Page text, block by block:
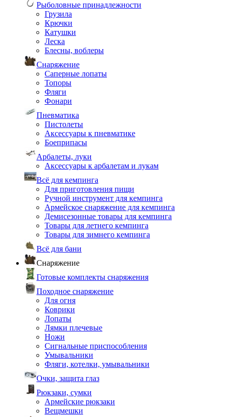
Рыболовные принадлежности
Грузила
Крючки
Катушки
Леска
Блесны, воблеры
Снаряжение
Саперные лопаты
Топоры
Фляги
Фонари
Пневматика
Пистолеты
Аксессуары к пневматике
Боеприпасы
Арбалеты, луки
Аксессуары к арбалетам и лукам
Всё для кемпинга
Для приготовления пищи
Ручной инструмент для кемпинга
Армейское снаряжение для кемпинга
Демисезонные товары для кемпинга
Товары для летнего кемпинга
Товары для зимнего кемпинга
Всё для бани
Снаряжение
Готовые комплекты снаряжения
Походное снаряжение
Для огня
Коврики
Лопаты
Лямки плечевые
Ножи
Сигнальные приспособления
Умывальники
Фляги, котелки, умывальники
Очки, защита глаз
Рюкзаки, сумки
Армейские рюкзаки
Вещмешки